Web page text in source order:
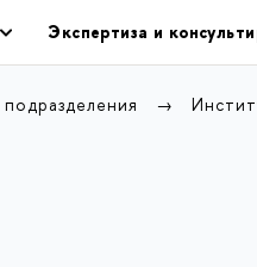
Экспертиза и